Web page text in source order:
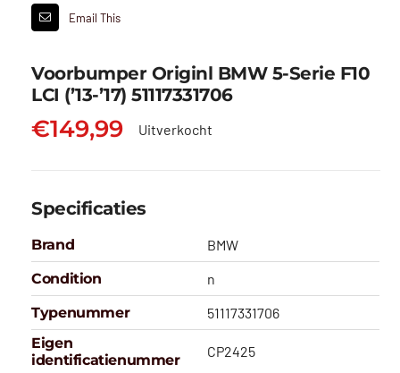
Email This
Voorbumper Originl BMW 5-Serie F10
LCI (’13-’17) 51117331706
€149,99 Uitverkocht
Specificaties
Brand
BMW
Condition
n
Typenummer
51117331706
Eigen
identificatienummer
CP2425